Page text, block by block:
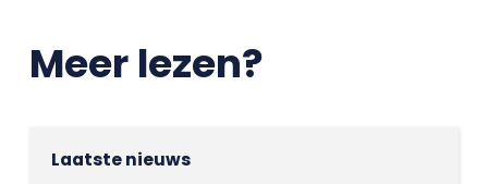
Meer lezen?
Laatste nieuws